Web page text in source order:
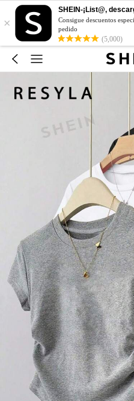
×
SHEIN-¡List@,
Consigue descuentos
pedido
(5,000)